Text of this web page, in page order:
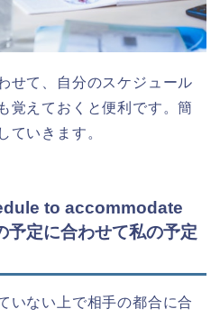
せて、自分のスケジュール
覚えておくと便利です。簡
ていきます。
to accommodate
定に合わせて私の予定
いない上で相手の都合に合